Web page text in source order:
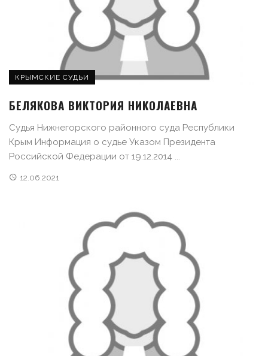
КРЫМСКИЕ СУДЬИ
БЕЛЯКОВА ВИКТОРИЯ НИКОЛАЕВНА
Судья Нижнегорского районного суда Республики
Крым Информация о судье Указом Президента
Российской Федерации от 19.12.2014 ...
12.06.2021